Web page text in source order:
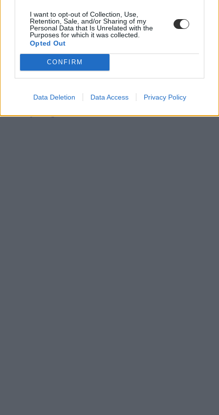
I want to opt-out of Collection, Use,
Retention, Sale, and/or Sharing of my
Personal Data that Is Unrelated with the
Purposes for which it was collected.
Opted Out
CONFIRM
Data Deletion Data Access Privacy Policy
világbajnokság